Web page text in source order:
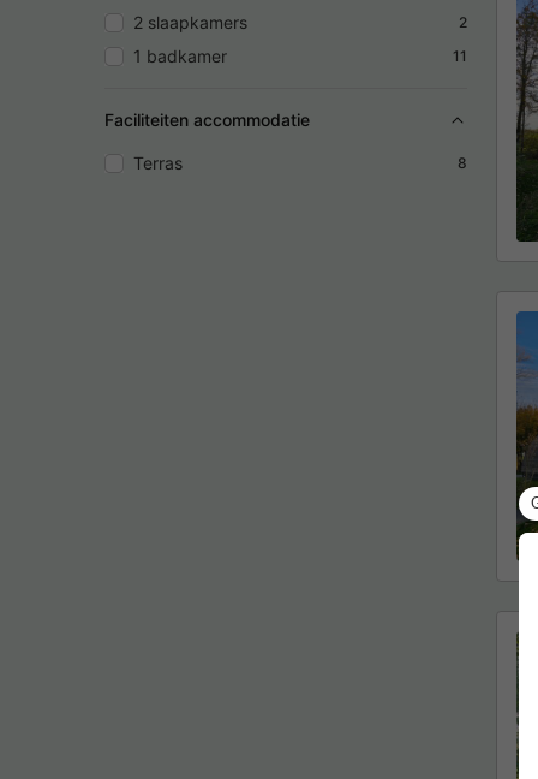
2 slaapkamers 2
1 badkamer 11
Faciliteiten accommodatie
Terras 8